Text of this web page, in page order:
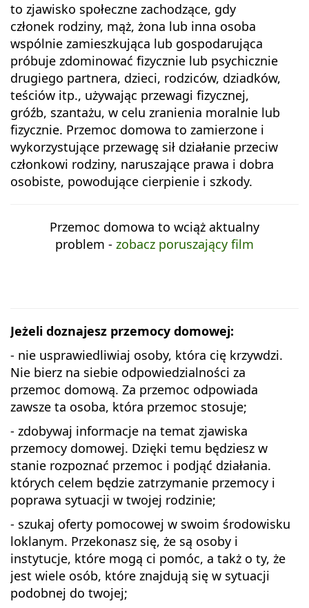
to zjawisko społeczne zachodzące, gdy
członek rodziny, mąż, żona lub inna osoba
wspólnie zamieszkująca lub gospodarująca
próbuje zdominować fizycznie lub psychicznie
drugiego partnera, dzieci, rodziców, dziadków,
teściów itp., używając przewagi fizycznej,
gróźb, szantażu, w celu zranienia moralnie lub
fizycznie. Przemoc domowa to zamierzone i
wykorzystujące przewagę sił działanie przeciw
członkowi rodziny, naruszające prawa i dobra
osobiste, powodujące cierpienie i szkody.
Przemoc domowa to wciąż aktualny
problem - zobacz poruszający film
Jeżeli doznajesz przemocy domowej:
- nie usprawiedliwiaj osoby, która cię krzywdzi.
Nie bierz na siebie odpowiedzialności za
przemoc domową. Za przemoc odpowiada
zawsze ta osoba, która przemoc stosuje;
- zdobywaj informacje na temat zjawiska
przemocy domowej. Dzięki temu będziesz w
stanie rozpoznać przemoc i podjąć działania.
których celem będzie zatrzymanie przemocy i
poprawa sytuacji w twojej rodzinie;
- szukaj oferty pomocowej w swoim środowisku
loklanym. Przekonasz się, że są osoby i
instytucje, które mogą ci pomóc, a takż o ty, że
jest wiele osób, które znajdują się w sytuacji
podobnej do twojej;